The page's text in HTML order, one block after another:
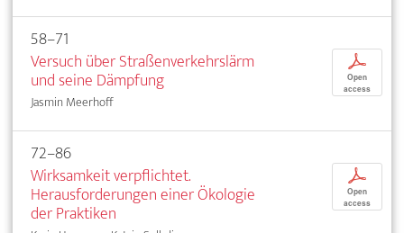
58–71
Versuch über Straßenverkehrslärm
und seine Dämpfung
Jasmin Meerhoff
p
Open
access
72–86
Wirksamkeit verpflichtet.
Herausforderungen einer Ökologie
der Praktiken
p
Open
access